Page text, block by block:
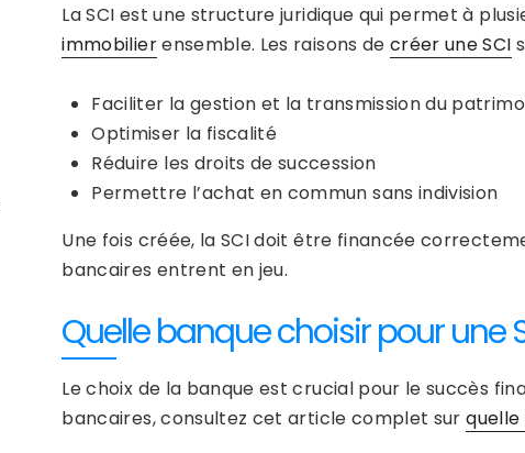
La SCI est une structure juridique qui permet à
immobilierensemble. Les raisons de créer une SCI
Faciliter la gestion et la transmission du
Optimiser la fiscalité
Réduire les droits de succession
Permettre l’achat en commun sans indivision
Une fois créée, la SCI doit être financée
bancaires entrent en jeu.
Quelle banque choisir pour une
Le choix de la banque est crucial pour le succès
bancaires, consultez cet article complet surquelle